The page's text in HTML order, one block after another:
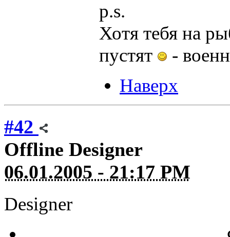
p.s.
Хотя тебя на
пустят
-
Наверх
#42
Offline Designer
06.01.2005 - 21:17 PM
Designer